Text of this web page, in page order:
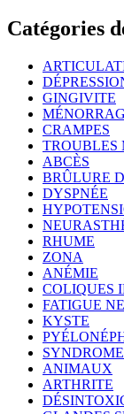
Catégories
GINGIVITE
CRAMPES
TROUBLES
ABCÈS
BRÛLURE
DYSPNÉE
RHUME
ZONA
ANÉMIE
COLIQUES
FATIGUE
KYSTE
ANIMAUX
ARTHRITE